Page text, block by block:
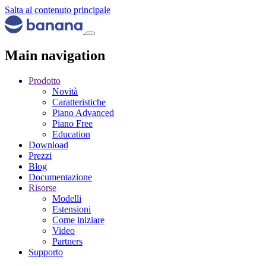
Salta al contenuto principale
Main navigation
Prodotto
Novità
Caratteristiche
Piano Advanced
Piano Free
Education
Download
Prezzi
Blog
Documentazione
Risorse
Modelli
Estensioni
Come iniziare
Video
Partners
Supporto